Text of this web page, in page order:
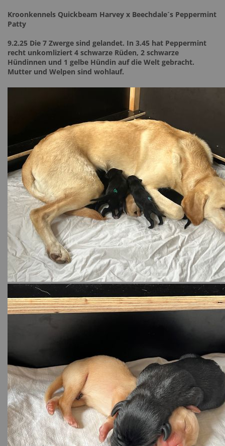
Kroonkennels Quickbeam Harvey x Beechdale´s Peppermint
Patty
9.2.25 Die 7 Zwerge sind gelandet. In 3.45 hat Peppermint
recht unkomliziert 4 schwarze Rüden, 2 schwarze
Hündinnen und 1 gelbe Hündin auf die Welt gebracht.
Mutter und Welpen sind wohlauf.